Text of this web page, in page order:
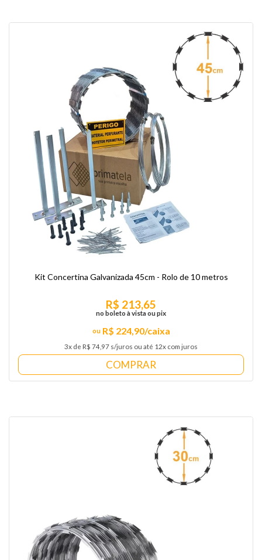
Kit Concertina Galvanizada 45cm - Rolo de 10 metros
R$ 224,90/caixa
3x de R$ 74,97 s/juros ou até 12x com juros
R$ 213,65
no boleto à vista ou pix
COMPRAR